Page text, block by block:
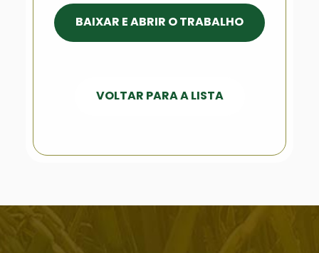
BAIXAR E ABRIR O TRABALHO
VOLTAR PARA A LISTA